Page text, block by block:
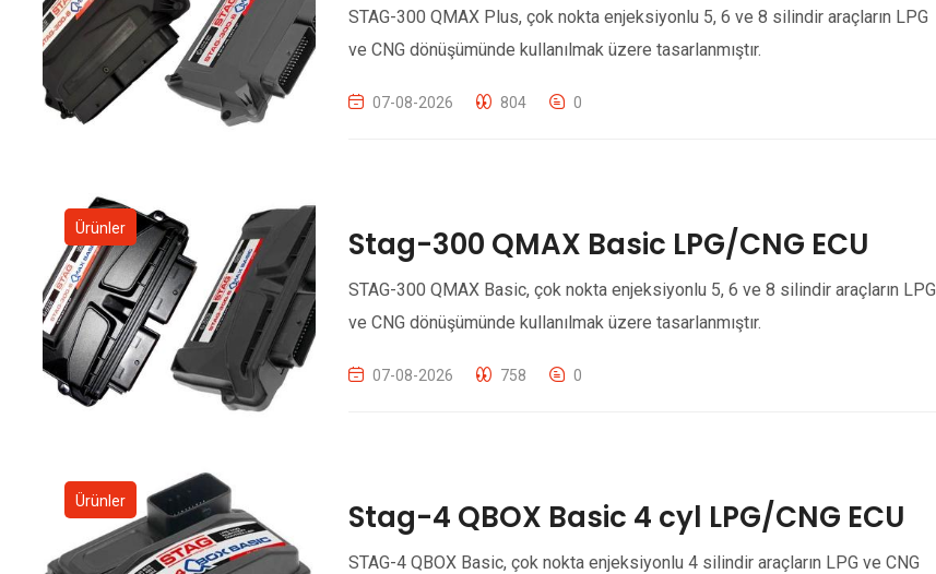
STAG-300 QMAX Plus, çok nokta enjeksiyonlu 5, 6 ve 8 silindir araçların LPG
ve CNG dönüşümünde kullanılmak üzere tasarlanmıştır.
07-08-2026 804 0
Ürünler Stag-300 QMAX Basic LPG/CNG ECU
STAG-300 QMAX Basic, çok nokta enjeksiyonlu 5, 6 ve 8 silindir araçların LPG
ve CNG dönüşümünde kullanılmak üzere tasarlanmıştır.
07-08-2026 758 0
Ürünler Stag-4 QBOX Basic 4 cyl LPG/CNG ECU
STAG-4 QBOX Basic, çok nokta enjeksiyonlu 4 silindir araçların LPG ve CNG